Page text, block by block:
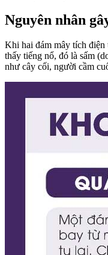
Nguyên nhân
Khi hai đám mây tích điện
thấy tiếng nổ, đó là sấm
như cây cối, người cầm